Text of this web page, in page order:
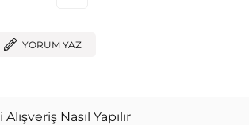
YORUM YAZ
Nasıl Yapılır